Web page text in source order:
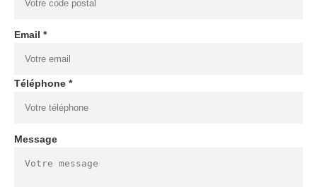
Email *
Téléphone *
Message